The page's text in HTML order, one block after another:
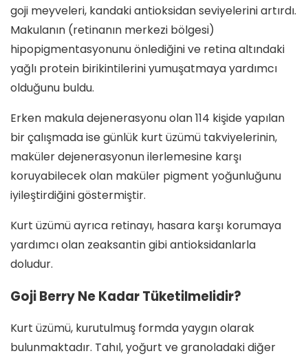
goji meyveleri, kandaki antioksidan seviyelerini artırdı.
Makulanın (retinanın merkezi bölgesi)
hipopigmentasyonunu önlediğini ve retina altındaki
yağlı protein birikintilerini yumuşatmaya yardımcı
olduğunu buldu.
Erken makula dejenerasyonu olan 114 kişide yapılan
bir çalışmada ise günlük kurt üzümü takviyelerinin,
maküler dejenerasyonun ilerlemesine karşı
koruyabilecek olan maküler pigment yoğunluğunu
iyileştirdiğini göstermiştir.
Kurt üzümü ayrıca retinayı, hasara karşı korumaya
yardımcı olan zeaksantin gibi antioksidanlarla
doludur.
Goji Berry Ne Kadar Tüketilmelidir?
Kurt üzümü, kurutulmuş formda yaygın olarak
bulunmaktadır. Tahıl, yoğurt ve granoladaki diğer